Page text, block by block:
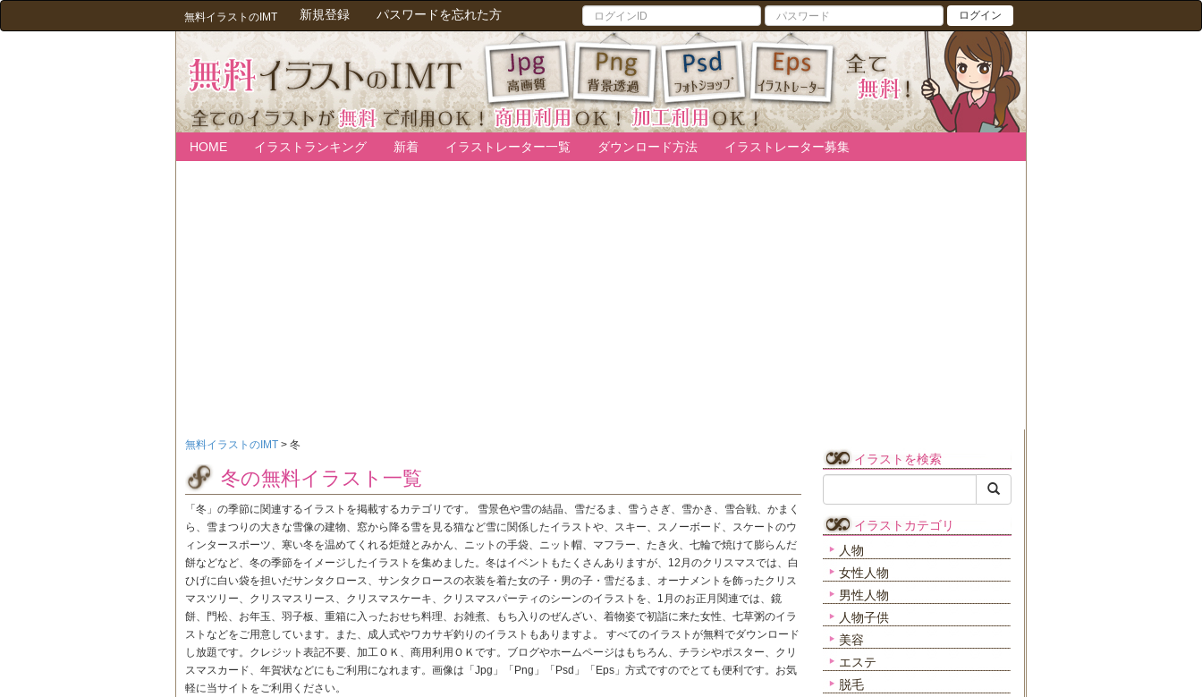
無料イラストのIMT 新規登録 パスワードを忘れた方 ログイン
HOME イラストランキング 新着 イラストレーター一覧 ダウンロード方法 イラストレーター募集
無料イラストのIMT > 冬
冬の無料イラスト一覧
「冬」の季節に関連するイラストを掲載するカテゴリです。 雪景色や雪の結晶、雪だるま、雪うさぎ、雪かき、雪合戦、かまく
ら、雪まつりの大きな雪像の建物、窓から降る雪を見る猫など雪に関係したイラストや、スキー、スノーボード、スケートのウ
ィンタースポーツ、寒い冬を温めてくれる炬燵とみかん、ニットの手袋、ニット帽、マフラー、たき火、七輪で焼けて膨らんだ
餅などなど、冬の季節をイメージしたイラストを集めました。冬はイベントもたくさんありますが、12月のクリスマスでは、白
ひげに白い袋を担いだサンタクロース、サンタクロースの衣装を着た女の子・男の子・雪だるま、オーナメントを飾ったクリス
マスツリー、クリスマスリース、クリスマスケーキ、クリスマスパーティのシーンのイラストを、1月のお正月関連では、鏡
餅、門松、お年玉、羽子板、重箱に入ったおせち料理、お雑煮、もち入りのぜんざい、着物姿で初詣に来た女性、七草粥のイラ
ストなどをご用意しています。また、成人式やワカサギ釣りのイラストもありますよ。 すべてのイラストが無料でダウンロード
し放題です。クレジット表記不要、加工ＯＫ、商用利用ＯＫです。ブログやホームページはもちろん、チラシやポスター、クリ
スマスカード、年賀状などにもご利用になれます。画像は「Jpg」「Png」「Psd」「Eps」方式ですのでとても便利です。お気
軽に当サイトをご利用ください。
イラストを検索
イラストカテゴリ
人物
女性人物
男性人物
人物子供
美容
エステ
脱毛